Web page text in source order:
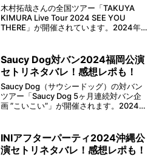
木村拓哉さんの全国ツアー「TAKUYA
KIMURA Live Tour 2024 SEE YOU
THERE」が開催されています。2024年
開催となります。...
Saucy Dog対バン2024福岡公演
セトリネタバレ！感想レポも！
Saucy Dog（サウシードッグ）の対バン
ツアー「Saucy Dog 5ヶ月連続対バン企
画 ”こいこい”」が開催されます。2024年
と、セットリスト...
INIアフターパーティ2024沖縄公
演セトリネタバレ！感想レポも！